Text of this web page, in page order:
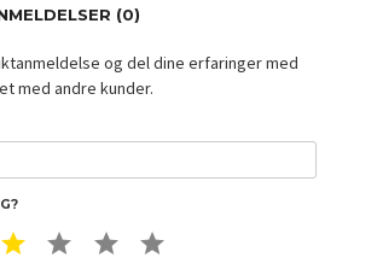
(0)
og del dine erfaringer med
med andre kunder.
STAR3 STAR4 STAR5 STAR